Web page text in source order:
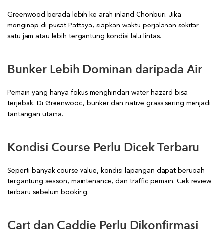
Greenwood berada lebih ke arah inland Chonburi. Jika
menginap di pusat Pattaya, siapkan waktu perjalanan sekitar
satu jam atau lebih tergantung kondisi lalu lintas.
Bunker Lebih Dominan daripada Air
Pemain yang hanya fokus menghindari water hazard bisa
terjebak. Di Greenwood, bunker dan native grass sering menjadi
tantangan utama.
Kondisi Course Perlu Dicek Terbaru
Seperti banyak course value, kondisi lapangan dapat berubah
tergantung season, maintenance, dan traffic pemain. Cek review
terbaru sebelum booking.
Cart dan Caddie Perlu Dikonfirmasi